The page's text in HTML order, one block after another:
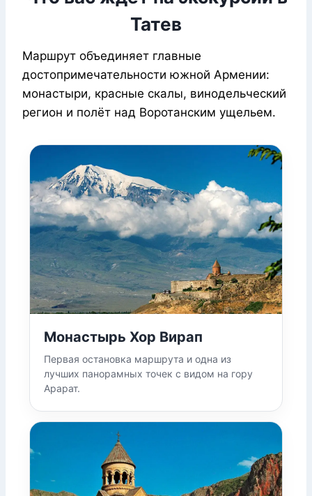
Татев
Маршрут объединяет главные
достопримечательности южной Армении:
монастыри, красные скалы, винодельческий
регион и полёт над Воротанским ущельем.
Монастырь Хор Вирап
Первая остановка маршрута и одна из
лучших панорамных точек с видом на гору
Арарат.